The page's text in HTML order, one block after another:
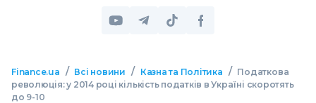
Finance.ua / Всі новини / Казна та Політика / Податкова
революція: у 2014 році кількість податків в Україні скоротять
до 9-10